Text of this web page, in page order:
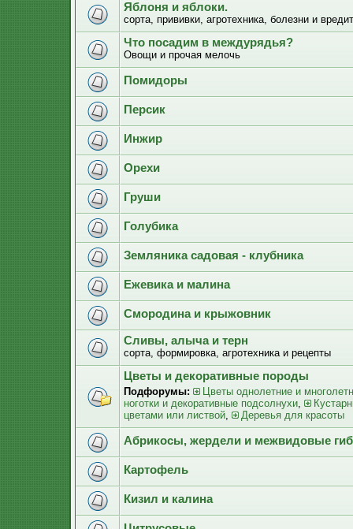
Яблоня и яблоки.
сорта, прививки, агротехника, болезни и
Что посадим в междурядья?
Овощи и прочая мелочь
Помидоры
Персик
Инжир
Орехи
Груши
Голубика
Земляника садовая - клубника
Ежевика и малина
Смородина и крыжовник
Сливы, алыча и терн
сорта, формировка, агротехника и рецепты
Цветы и декоративные породы
Подфорумы:
Цветы однолетние и
ноготки и декоративные подсолнухи,
цветами или листвой, Деревья для красоты
Абрикосы, жердели и межвидовые
Картофель
Кизил и калина